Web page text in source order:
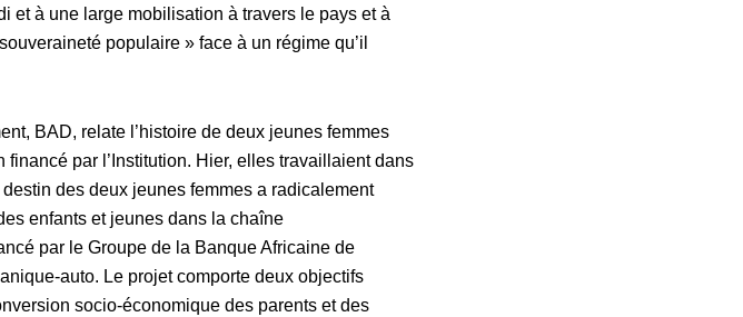
et à une large mobilisation à travers le pays et à
populaire » face à un régime qu’il
BAD, relate l’histoire de deux jeunes femmes
par l’Institution. Hier, elles travaillaient dans
des deux jeunes femmes a radicalement
enfants et jeunes dans la chaîne
par le Groupe de la Banque Africaine de
auto. Le projet comporte deux objectifs
socio-économique des parents et des